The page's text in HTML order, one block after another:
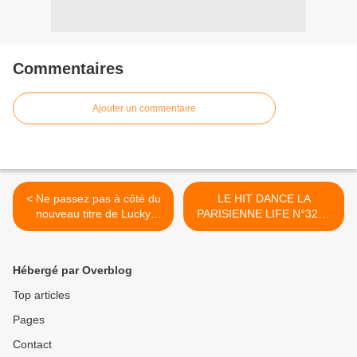
Commentaires
Ajouter un commentaire
< Ne passez pas à côté du
nouveau titre de Lucky
Love !
LE HIT DANCE LA
PARISIENNE LIFE N°326 -
10 JUIN 2022 >
Hébergé par Overblog
Top articles
Pages
Contact